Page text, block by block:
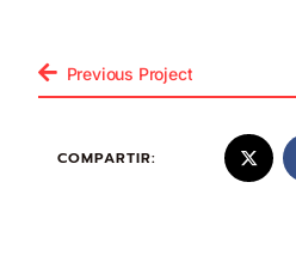
Previous Project
COMPARTIR: